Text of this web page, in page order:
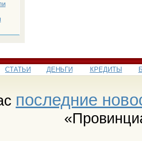
СТАТЬИ ДЕНЬГИ КРЕДИТЫ
последние